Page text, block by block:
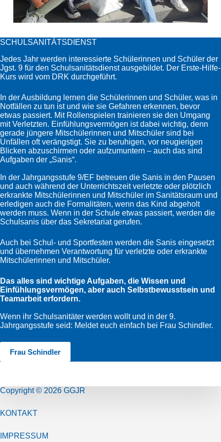
SCHULSANITÄTSDIENST
Jedes Jahr werden interessierte Schülerinnen und Schüler der
Jgst. 9 für den Schulsanitätsdienst ausgebildet. Der Erste-Hilfe-
Kurs wird vom DRK durchgeführt.
In der Ausbildung lernen die Schülerinnen und Schüler, was in
Notfällen zu tun ist und wie sie Gefahren erkennen, bevor
etwas passiert. Mit Rollenspielen trainieren sie den Umgang
mit Verletzten. Einfühlungsvermögen ist dabei wichtig, denn
gerade jüngere Mitschülerinnen und Mitschüler sind bei
Unfällen oft verängstigt. Sie zu beruhigen, vor neugierigen
Blicken abzuschirmen oder aufzumuntern – auch das sind
Aufgaben der „Sanis“.
In der Jahrgangsstufe 9/EF betreuen die Sanis in den Pausen
und auch während der Unterrichtszeit verletzte oder plötzlich
erkrankte Mitschülerinnen und Mitschüler im Sanitätsraum und
erledigen auch die Formalitäten, wenn das Kind abgeholt
werden muss. Wenn in der Schule etwas passiert, werden die
Schulsanis über das Sekretariat gerufen.
Auch bei Schul- und Sportfesten werden die Sanis eingesetzt
und übernehmen Verantwortung für verletzte oder erkrankte
Mitschülerinnen und Mitschüler.
Das alles sind wichtige Aufgaben, die Wissen und
Einfühlungsvermögen, aber auch Selbstbewusstsein und
Teamarbeit erfordern.
Wenn ihr Schulsanitäter werden wollt und in der 9.
Jahrgangsstufe seid: Meldet euch einfach bei Frau Schindler.
Frau Schindler
Copyright © 2026 GGJR
KONTAKT
IMPRESSUM